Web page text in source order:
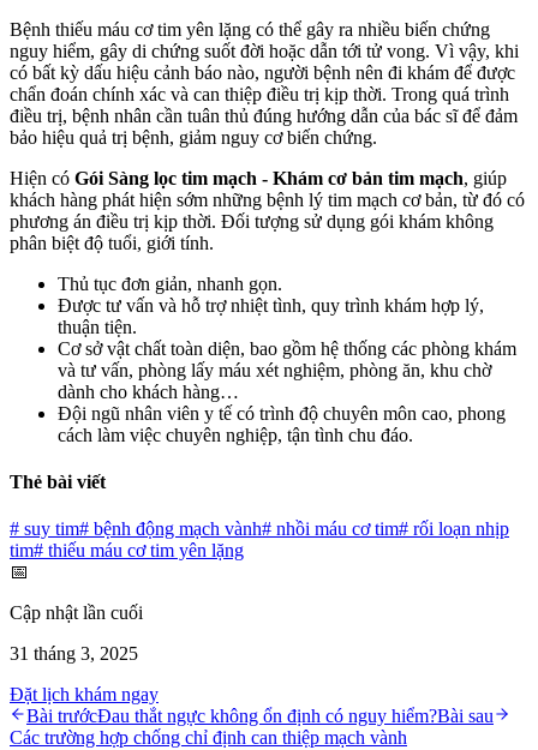
Bệnh thiếu máu cơ tim yên lặng có thể gây ra nhiều biến chứng
nguy hiểm, gây di chứng suốt đời hoặc dẫn tới tử vong. Vì vậy, khi
có bất kỳ dấu hiệu cảnh báo nào, người bệnh nên đi khám để được
chẩn đoán chính xác và can thiệp điều trị kịp thời. Trong quá trình
điều trị, bệnh nhân cần tuân thủ đúng hướng dẫn của bác sĩ để đảm
bảo hiệu quả trị bệnh, giảm nguy cơ biến chứng.
Hiện có Gói Sàng lọc tim mạch - Khám cơ bản tim mạch, giúp
khách hàng phát hiện sớm những bệnh lý tim mạch cơ bản, từ đó có
phương án điều trị kịp thời. Đối tượng sử dụng gói khám không
phân biệt độ tuổi, giới tính.
Thủ tục đơn giản, nhanh gọn.
Được tư vấn và hỗ trợ nhiệt tình, quy trình khám hợp lý,
thuận tiện.
Cơ sở vật chất toàn diện, bao gồm hệ thống các phòng khám
và tư vấn, phòng lấy máu xét nghiệm, phòng ăn, khu chờ
dành cho khách hàng…
Đội ngũ nhân viên y tế có trình độ chuyên môn cao, phong
cách làm việc chuyên nghiệp, tận tình chu đáo.
Thẻ bài viết
# suy tim# bệnh động mạch vành# nhồi máu cơ tim# rối loạn nhịp
tim# thiếu máu cơ tim yên lặng
📅
Cập nhật lần cuối
31 tháng 3, 2025
Đặt lịch khám ngay
Bài trướcĐau thắt ngực không ổn định có nguy hiểm?Bài sau
Các trường hợp chống chỉ định can thiệp mạch vành